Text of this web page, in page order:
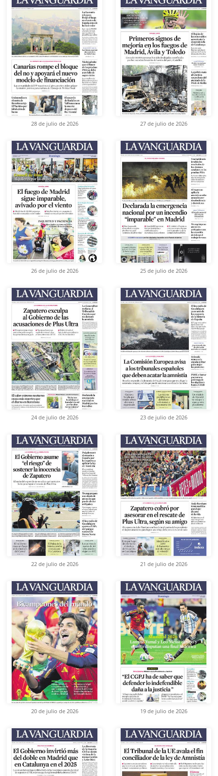
28 de julio de 2026 27 de julio de 2026
26 de julio de 2026 25 de julio de 2026
24 de julio de 2026 23 de julio de 2026
22 de julio de 2026 21 de julio de 2026
20 de julio de 2026 19 de julio de 2026